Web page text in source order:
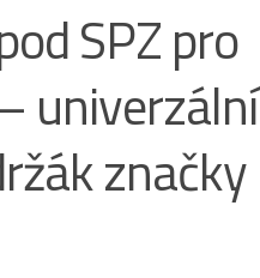
SPZ pro
univerzální
značky